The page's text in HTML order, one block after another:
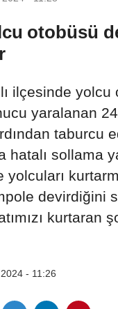
otobüsü
ilçesinde yolcu
yaralanan
taburcu
hatalı sollama
yolcuları
devirdiğini
kurtaran
- 11:26